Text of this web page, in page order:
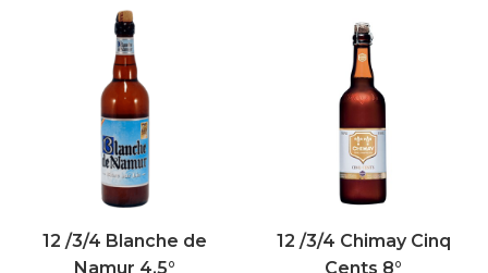
12 /3/4 Blanche de
Namur 4,5°
12 /3/4 Chimay Cinq
Cents 8°